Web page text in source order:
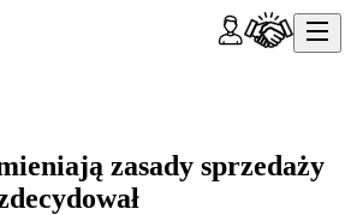
zasady sprzedaży